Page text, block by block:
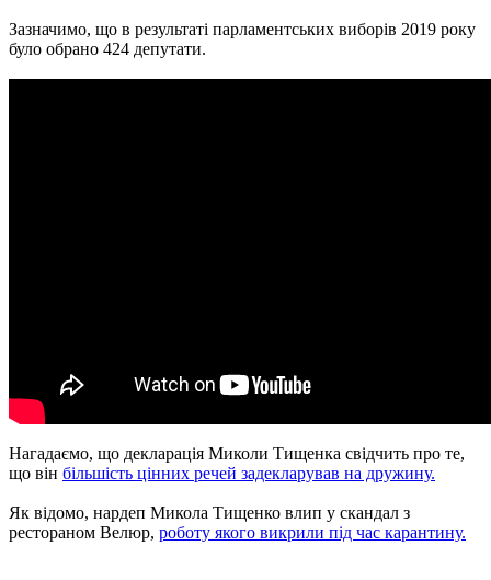
Зазначимо, що в результаті парламентських виборів 2019 року
було обрано 424 депутати.
Нагадаємо, що декларація Миколи Тищенка свідчить про те,
що він більшість цінних речей задекларував на дружину.
Як відомо, нардеп Микола Тищенко влип у скандал з
рестораном Велюр, роботу якого викрили під час карантину.